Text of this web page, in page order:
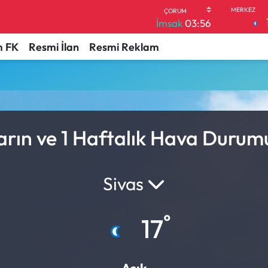
İmsak03:56
FK Resmi İlan Resmi Reklam
ve 1 Haftalık Hava
Sivas
17°